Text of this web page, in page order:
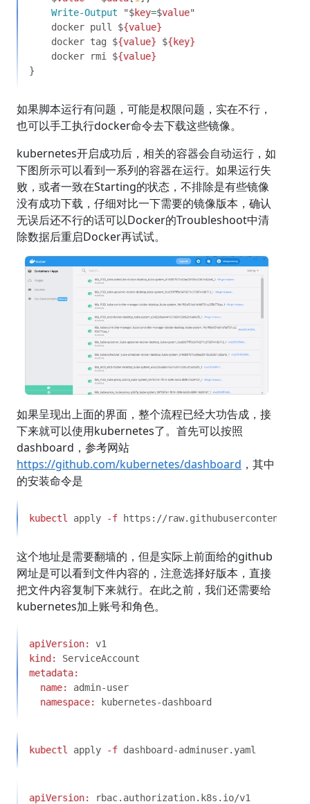
Write-Output
"$key=$value
    docker pull $
    docker tag $
{value} $
    docker rmi $
如果脚本运行有问题，可能是权限问题，实在不行，
也可以手工执行docker命令去下载这些镜像。
kubernetes开启成功后，相关的容器会自动运行，如
下图所示可以看到一系列的容器在运行。如果运行失
败，或者一致在Starting的状态，不排除是有些镜像
没有成功下载，仔细对比一下需要的镜像版本，确认
无误后还不行的话可以Docker的Troubleshoot中清
除数据后重启Docker再试试。
如果呈现出上面的界面，整个流程已经大功告成，接
下来就可以使用kubernetes了。首先可以按照
dashboard，参考网站
https://github.com/kubernetes/dashboard ，其中
的安装命令是
kubectl apply -f
这个地址是需要翻墙的，但是实际上前面给的github
网址是可以看到文件内容的，注意选择好版本，直接
把文件内容复制下来就行。在此之前，我们还需要给
kubernetes加上账号和角色。
apiVersion:
kind:
name:
namespace:
kubectl apply -f
apiVersion: